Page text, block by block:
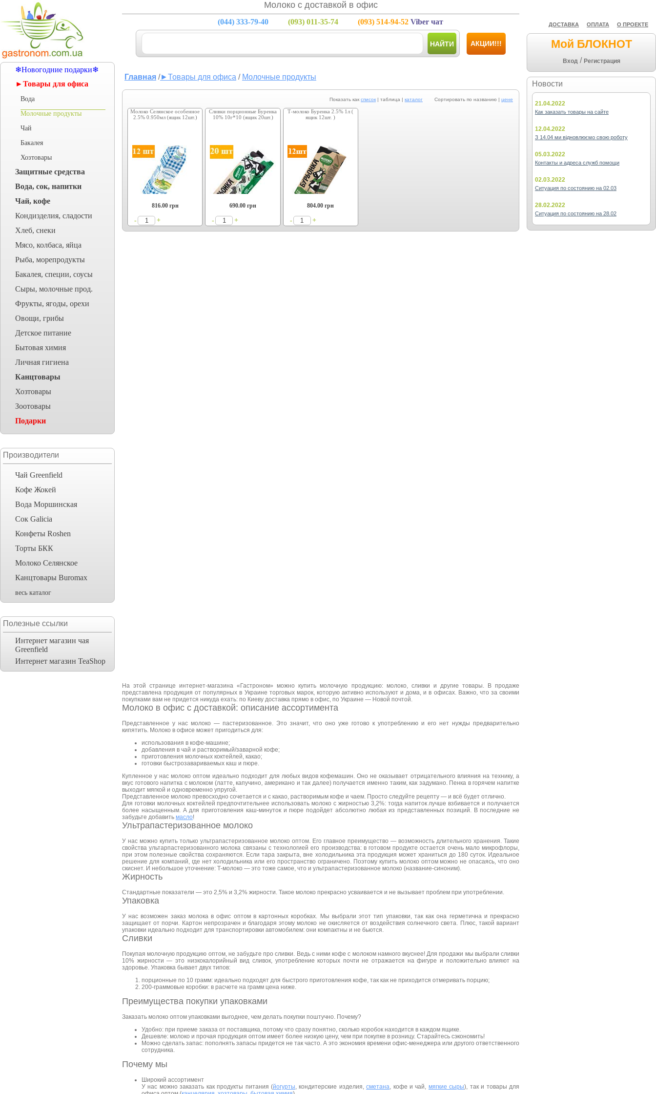
❄Новогодние подарки❄
►Товары для офиса
Вода
Молочные продукты
Чай
Бакалея
Хозтовары
Защитные средства
Вода, сок, напитки
Чай, кофе
Кондизделия, сладости
Хлеб, снеки
Мясо, колбаса, яйца
Рыба, морепродукты
Бакалея, специи, соусы
Сыры, молочные прод.
Фрукты, ягоды, орехи
Овощи, грибы
Детское питание
Бытовая химия
Личная гигиена
Канцтовары
Хозтовары
Зоотовары
Подарки
Производители
Чай Greenfield
Кофе Жокей
Вода Моршинская
Сок Galicia
Конфеты Roshen
Торты БКК
Молоко Селянское
Канцтовары Buromax
весь каталог
Полезные ссылки
Интернет магазин чая
Greenfield
Интернет магазин TeaShop
ДОСТАВКА ОПЛАТА О ПРОЕКТЕ
Мой БЛОКНОТ
Вход / Регистрация
Новости
21.04.2022
Как заказать товары на сайте
12.04.2022
З 14.04 ми відновлюємо свою роботу
05.03.2022
Контакты и адреса служб помощи
02.03.2022
Ситуация по состоянию на 02.03
28.02.2022
Ситуация по состоянию на 28.02
Молоко с доставкой в офис
(044) 333-79-40 (093) 011-35-74 (093) 514-94-52 Viber чат
НАЙТИ АКЦИИ!!!
Главная /►Товары для офиса / Молочные продукты
Показать как список | таблица | каталог Сортировать по названию | цене
Молоко Селянское особенное
2.5% 0.950мл (ящик 12шт.)
816.00грн
- +
Сливки порционные Буренка
10% 10г*10 (ящик 20шт.)
690.00 грн
- +
Т-молоко Буренка 2.5% 1л (
ящик 12шт. )
804.00 грн
- +
На этой странице интернет-магазина «Гастроном» можно купить молочную продукцию: молоко, сливки и другие товары. В продаже
представлена продукция от популярных в Украине торговых марок, которую активно используют и дома, и в офисах. Важно, что за своими
покупками вам не придется никуда ехать: по Киеву доставка прямо в офис, по Украине — Новой почтой.
Молоко в офис с доставкой: описание ассортимента
Представленное у нас молоко — пастеризованное. Это значит, что оно уже готово к употреблению и его нет нужды предварительно
кипятить. Молоко в офисе может пригодиться для:
использования в кофе-машине;
добавления в чай и растворимый/заварной кофе;
приготовления молочных коктейлей, какао;
готовки быстрозавариваемых каш и пюре.
Купленное у нас молоко оптом идеально подходит для любых видов кофемашин. Оно не оказывает отрицательного влияния на технику, а
вкус готового напитка с молоком (латте, капучино, американо и так далее) получается именно таким, как задумано. Пенка в горячем напитке
выходит мягкой и одновременно упругой.
Представленное молоко превосходно сочетается и с какао, растворимым кофе и чаем. Просто следуйте рецепту — и всё будет отлично.
Для готовки молочных коктейлей предпочтительнее использовать молоко с жирностью 3,2%: тогда напиток лучше взбивается и получается
более насыщенным. А для приготовления каш-минуток и пюре подойдет абсолютно любая из представленных позиций. В последние не
забудьте добавить масло!
Ультрапастеризованное молоко
У нас можно купить только ультрапастеризованное молоко оптом. Его главное преимущество — возможность длительного хранения. Такие
свойства ультарпастеризованного молока связаны с технологией его производства: в готовом продукте остается очень мало микрофлоры,
при этом полезные свойства сохраняются. Если тара закрыта, вне холодильника эта продукция может храниться до 180 суток. Идеальное
решение для компаний, где нет холодильника или его пространство ограничено. Поэтому купить молоко оптом можно не опасаясь, что оно
скиснет. И небольшое уточнение: Т-молоко — это тоже самое, что и ультрапастеризованное молоко (название-синоним).
Жирность
Стандартные показатели — это 2,5% и 3,2% жирности. Такое молоко прекрасно усваивается и не вызывает проблем при употреблении.
Упаковка
У нас возможен заказ молока в офис оптом в картонных коробках. Мы выбрали этот тип упаковки, так как она герметична и прекрасно
защищает от порчи. Картон непрозрачен и благодаря этому молоко не окисляется от воздействия солнечного света. Плюс, такой вариант
упаковки идеально подходит для транспортировки автомобилем: они компактны и не бьются.
Сливки
Покупая молочную продукцию оптом, не забудьте про сливки. Ведь с ними кофе с молоком намного вкуснее! Для продажи мы выбрали сливки
10% жирности — это низкокалорийный вид сливок, употребление которых почти не отражается на фигуре и положительно влияют на
здоровье. Упаковка бывает двух типов:
порционные по 10 грамм: идеально подходят для быстрого приготовления кофе, так как не приходится отмеривать порцию;
200-граммовые коробки: в расчете на грамм цена ниже.
Преимущества покупки упаковками
Заказать молоко оптом упаковками выгоднее, чем делать покупки поштучно. Почему?
Удобно: при приеме заказа от поставщика, потому что сразу понятно, сколько коробок находится в каждом ящике.
Дешевле: молоко и прочая продукция оптом имеет более низкую цену, чем при покупке в розницу. Старайтесь сэкономить!
Можно сделать запас: пополнять запасы придется не так часто. А это экономия времени офис-менеджера или другого ответственного
сотрудника.
Почему мы
Широкий ассортимент
У нас можно заказать как продукты питания (йогурты, кондитерские изделия,сметана, кофе и чай, мягкие сыры), так и товары для